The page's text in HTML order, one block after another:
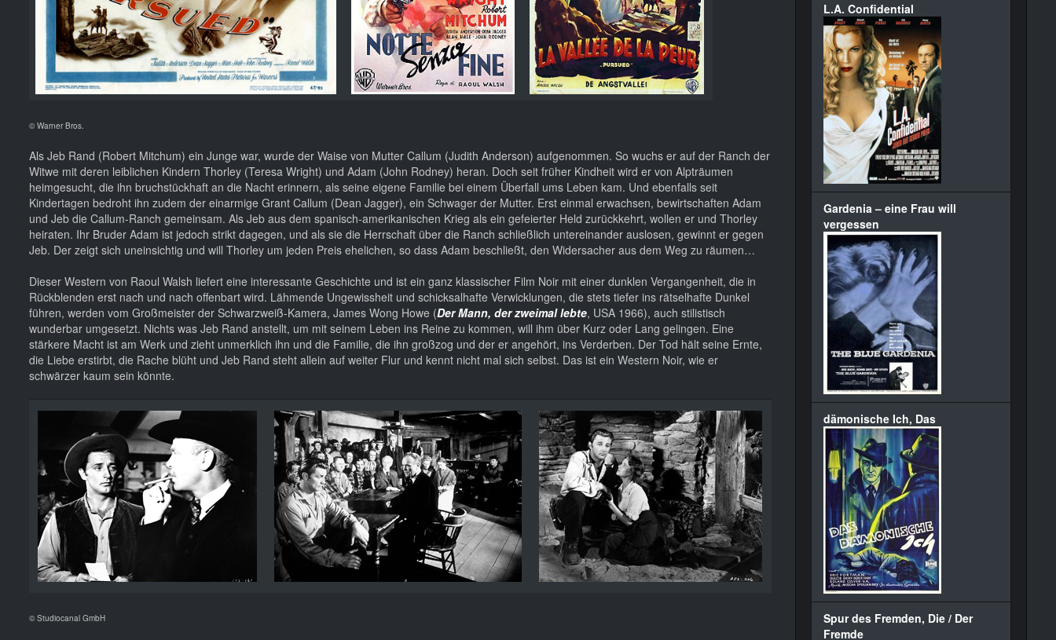
© Warner Bros.
Als Jeb Rand (Robert Mitchum) ein Junge war, wurde der Waise von Mutter Callum (Judith Anderson) aufgenommen. So wuchs er auf der Ranch der
Witwe mit deren leiblichen Kindern Thorley (Teresa Wright) und Adam (John Rodney) heran. Doch seit früher Kindheit wird er von Alpträumen
heimgesucht, die ihn bruchstückhaft an die Nacht erinnern, als seine eigene Familie bei einem Überfall ums Leben kam. Und ebenfalls seit
Kindertagen bedroht ihn zudem der einarmige Grant Callum (Dean Jagger), ein Schwager der Mutter. Erst einmal erwachsen, bewirtschaften Adam
und Jeb die Callum-Ranch gemeinsam. Als Jeb aus dem spanisch-amerikanischen Krieg als ein gefeierter Held zurückkehrt, wollen er und Thorley
heiraten. Ihr Bruder Adam ist jedoch strikt dagegen, und als sie die Herrschaft über die Ranch schließlich untereinander auslosen, gewinnt er gegen
Jeb. Der zeigt sich uneinsichtig und will Thorley um jeden Preis ehelichen, so dass Adam beschließt, den Widersacher aus dem Weg zu räumen…
Dieser Western von Raoul Walsh liefert eine interessante Geschichte und ist ein ganz klassischer Film Noir mit einer dunklen Vergangenheit, die in
Rückblenden erst nach und nach offenbart wird. Lähmende Ungewissheit und schicksalhafte Verwicklungen, die stets tiefer ins rätselhafte Dunkel
führen, werden vom Großmeister der Schwarzweiß-Kamera, James Wong Howe (Der Mann, der zweimal lebte, USA 1966), auch stilistisch
wunderbar umgesetzt. Nichts was Jeb Rand anstellt, um mit seinem Leben ins Reine zu kommen, will ihm über Kurz oder Lang gelingen. Eine
stärkere Macht ist am Werk und zieht unmerklich ihn und die Familie, die ihn großzog und der er angehört, ins Verderben. Der Tod hält seine Ernte,
die Liebe erstirbt, die Rache blüht und Jeb Rand steht allein auf weiter Flur und kennt nicht mal sich selbst. Das ist ein Western Noir, wie er
schwärzer kaum sein könnte.
© Studiocanal GmbH
L.A. Confidential
Gardenia – eine Frau will
vergessen
dämonische Ich, Das
Spur des Fremden, Die / Der
Fremde